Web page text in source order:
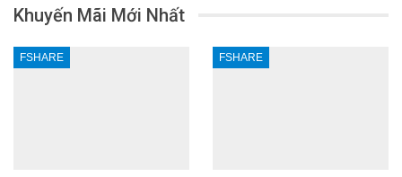
Khuyến Mãi Mới Nhất
FSHARE FSHARE